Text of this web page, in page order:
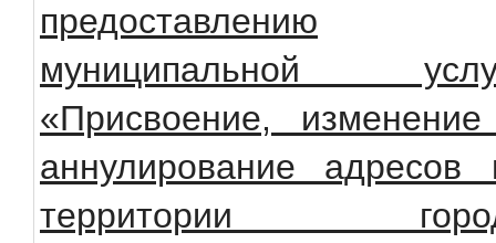
предоставлению
муниципальной
«Присвоение,
аннулирование адресов
территории